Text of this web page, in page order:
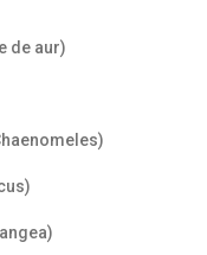
de aur)